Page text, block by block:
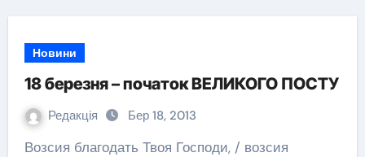
Новини
18 березня – початок ВЕЛИКОГО ПОСТУ
Редакція Бер 18, 2013
Возсия благодать Твоя Господи, / возсия